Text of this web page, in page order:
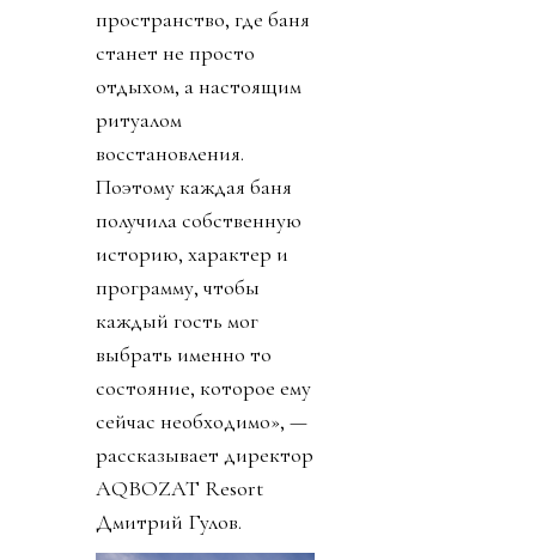
пространство, где баня
станет не просто
отдыхом, а настоящим
ритуалом
восстановления.
Поэтому каждая баня
получила собственную
историю, характер и
программу, чтобы
каждый гость мог
выбрать именно то
состояние, которое ему
сейчас необходимо», —
рассказывает директор
AQBOZAT Resort
Дмитрий Гулов.